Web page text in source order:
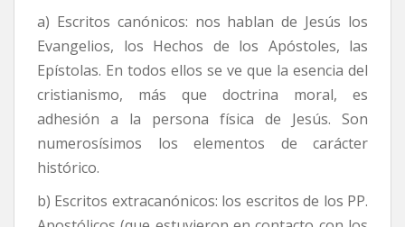
a) Escritos canónicos: nos hablan de Jesús los
Evangelios, los Hechos de los Apóstoles, las
Epístolas. En todos ellos se ve que la esencia del
cristianismo, más que doctrina moral, es
adhesión a la persona física de Jesús. Son
numerosísimos los elementos de carácter
histórico.
b) Escritos extracanónicos: los escritos de los PP.